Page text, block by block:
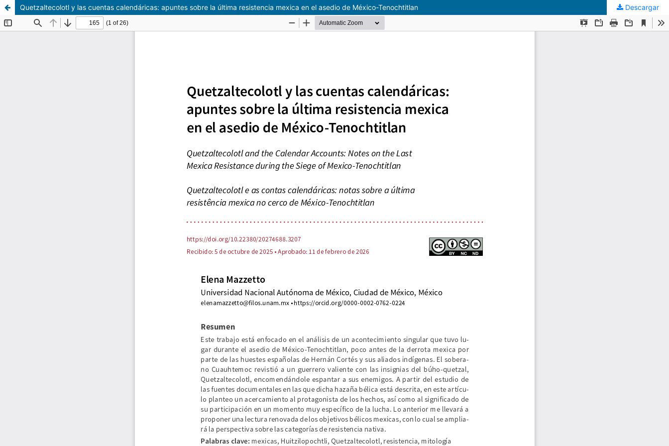
Quetzaltecolotl y las cuentas calendáricas: apuntes sobre la última resistencia mexica en el asedio de México-Tenochtitlan Descargar